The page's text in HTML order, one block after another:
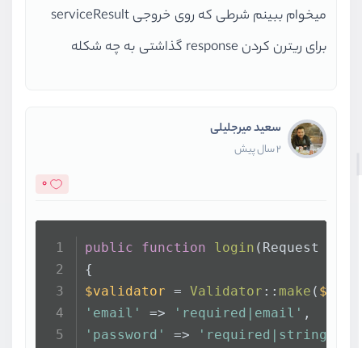
میخوام ببینم شرطی که روی خروجی serviceResult
برای ریترن کردن response گذاشتی به چه شکله
سعید میرجلیلی
2 سال پیش
0
public function login ( Request
{
$validator = Validator :: make (
'email'
=> 'required|email' ,
'password'
=> 'required|string'